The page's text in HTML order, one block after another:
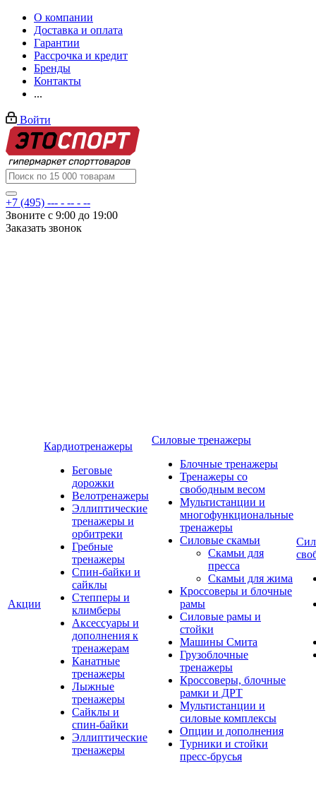
О компании
Доставка и оплата
Гарантии
Рассрочка и кредит
Бренды
Контакты
...
Войти
+7 (495) --- - -- - --
Звоните с 9:00 до 19:00
Заказать звонок
Акции
Кардиотренажеры
Беговые
дорожки
Велотренажеры
Эллиптические
тренажеры и
орбитреки
Гребные
тренажеры
Спин-байки и
сайклы
Степперы и
климберы
Аксессуары и
дополнения к
тренажерам
Канатные
тренажеры
Лыжные
тренажеры
Сайклы и
спин-байки
Эллиптические
тренажеры
Силовые тренажеры
Блочные тренажеры
Тренажеры со
свободным весом
Мультистанции и
многофункциональные
тренажеры
Силовые скамьи
Скамьи для
пресса
Скамьи для жима
Кроссоверы и блочные
рамы
Силовые рамы и
стойки
Машины Смита
Грузоблочные
тренажеры
Кроссоверы, блочные
рамки и ДРТ
Мультистанции и
силовые комплексы
Опции и дополнения
Турники и стойки
пресс-брусья